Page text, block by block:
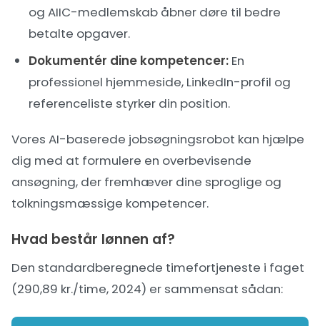
og AIIC-medlemskab åbner døre til bedre
betalte opgaver.
Dokumentér dine kompetencer: En
professionel hjemmeside, LinkedIn-profil og
referenceliste styrker din position.
Vores AI-baserede jobsøgningsrobot kan hjælpe
dig med at formulere en overbevisende
ansøgning, der fremhæver dine sproglige og
tolkningsmæssige kompetencer.
Hvad består lønnen af?
Den standardberegnede timefortjeneste i faget
(290,89 kr./time, 2024) er sammensat sådan: